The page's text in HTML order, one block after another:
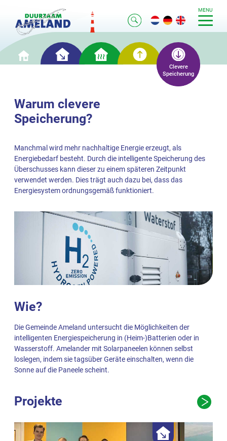
MENU
Clevere
Speicherung
Warum clevere
Speicherung?
Manchmal wird mehr nachhaltige Energie erzeugt, als
Energiebedarf besteht. Durch die intelligente Speicherung des
Überschusses kann dieser zu einem späteren Zeitpunkt
verwendet werden. Dies trägt auch dazu bei, dass das
Energiesystem ordnungsgemäß funktioniert.
Wie?
Die Gemeinde Ameland untersucht die Möglichkeiten der
intelligenten Energiespeicherung in (Heim-)Batterien oder in
Wasserstoff. Amelander mit Solarpaneelen können selbst
loslegen, indem sie tagsüber Geräte einschalten, wenn die
Sonne auf die Paneele scheint.
Projekte